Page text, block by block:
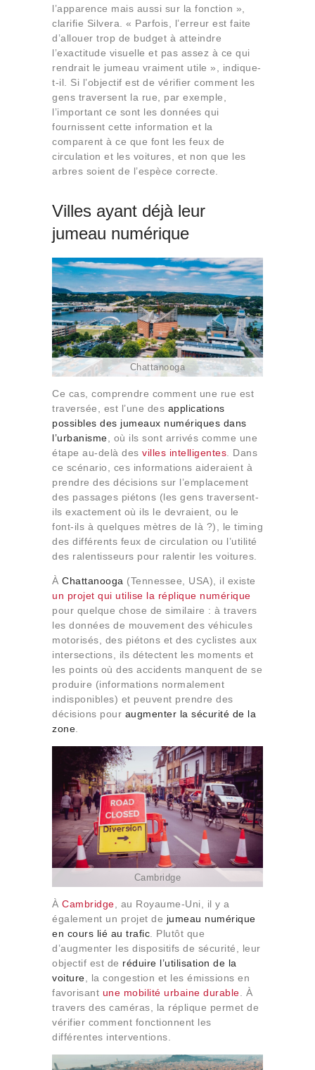
l’apparence mais aussi sur la fonction »,
clarifie Silvera. « Parfois, l’erreur est faite
d’allouer trop de budget à atteindre
l’exactitude visuelle et pas assez à ce qui
rendrait le jumeau vraiment utile », indique-
t-il. Si l’objectif est de vérifier comment les
gens traversent la rue, par exemple,
l’important ce sont les données qui
fournissent cette information et la
comparent à ce que font les feux de
circulation et les voitures, et non que les
arbres soient de l’espèce correcte.
Villes ayant déjà leur
jumeau numérique
Chattanooga
Ce cas, comprendre comment une rue est
traversée, est l’une des applications
possibles des jumeaux numériques dans
l’urbanisme , où ils sont arrivés comme une
étape au-delà des villes intelligentes . Dans
ce scénario, ces informations aideraient à
prendre des décisions sur l’emplacement
des passages piétons (les gens traversent-
ils exactement où ils le devraient, ou le
font-ils à quelques mètres de là ?), le timing
des différents feux de circulation ou l’utilité
des ralentisseurs pour ralentir les voitures.
À Chattanooga (Tennessee, USA), il existe
un projet qui utilise la réplique numérique
pour quelque chose de similaire : à travers
les données de mouvement des véhicules
motorisés, des piétons et des cyclistes aux
intersections, ils détectent les moments et
les points où des accidents manquent de se
produire (informations normalement
indisponibles) et peuvent prendre des
décisions pour augmenter la sécurité de la
zone
Cambridge
À Cambridge , au Royaume-Uni, il y a
également un projet de jumeau numérique
en cours lié au trafic . Plutôt que
d’augmenter les dispositifs de sécurité, leur
objectif est de réduire l’utilisation de la
voiture , la congestion et les émissions en
favorisant une mobilité urbaine durable . À
travers des caméras, la réplique permet de
vérifier comment fonctionnent les
différentes interventions.